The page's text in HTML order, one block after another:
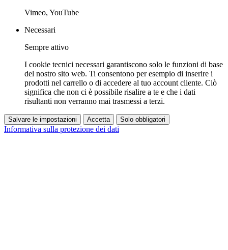
Vimeo, YouTube
Necessari
Sempre attivo
I cookie tecnici necessari garantiscono solo le funzioni di base
del nostro sito web. Ti consentono per esempio di inserire i
prodotti nel carrello o di accedere al tuo account cliente. Ciò
significa che non ci è possibile risalire a te e che i dati
risultanti non verranno mai trasmessi a terzi.
Salvare le impostazioni Accetta Solo obbligatori
Informativa sulla protezione dei dati